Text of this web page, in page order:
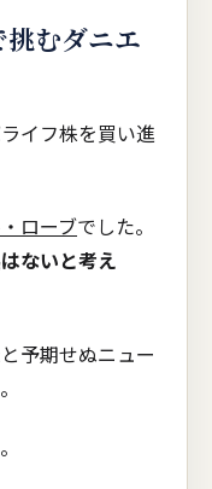
むダニエ
イフ株を買い進
ローブでした。
ないと考え
予期せぬニュー